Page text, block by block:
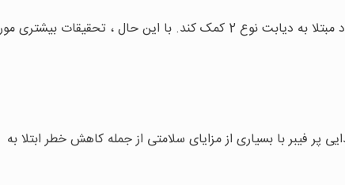
تخم کدو تنبل ممکن است به کاهش قند خون در افراد مبتلا به دیابت نوع 2 کمک کند. با این حال ، تحقیقات
پر فیبر با بسیاری از مزایای سلامتی از جمله کاهش خطر ابتلا به